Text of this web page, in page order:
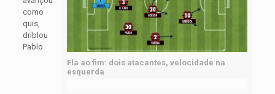
Fla ao fim: dois atacantes, velocidade na
esquerda
como
quis,
driblou
Pablo